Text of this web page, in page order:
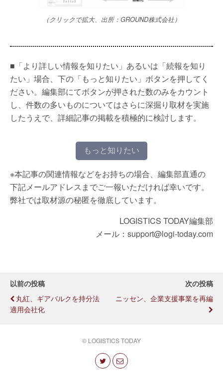
（クリックで拡大、出所：GROUND株式会社）
■「より詳しい情報を知りたい」あるいは「続報を知り
たい」場合、下の「もっと知りたい」ボタンを押してく
ださい。編集部にてボタンが押された数のみをカウント
し、件数の多いものについてはさらに深掘り取材を実施
したうえで、詳細記事の掲載を積極的に検討します。
もっと知りたい
※本記事の関連情報などをお持ちの場合、編集部直通の
下記メールアドレスまでご一報いただければ幸いです。
弊社では取材源の秘匿を徹底しています。
LOGISTICS TODAY編集部
メール：support@logi-today.com
以前の投稿
丸紅、ギアバルクを持分法
適用会社化
次の投稿
ニッセン、企業支援事業を再編
© LOGISTICS TODAY